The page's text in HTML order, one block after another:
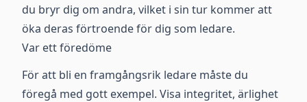
du bryr dig om andra, vilket i sin tur kommer att
öka deras förtroende för dig som ledare.
Var ett föredöme
För att bli en framgångsrik ledare måste du
föregå med gott exempel. Visa integritet, ärlighet